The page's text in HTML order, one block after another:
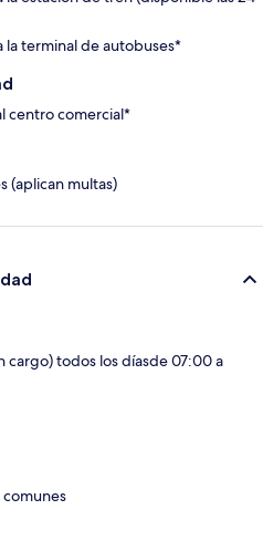
la terminal de autobuses*
centro comercial*
(aplican multas)
cargo) todos los díasde 07:00 a
comunes